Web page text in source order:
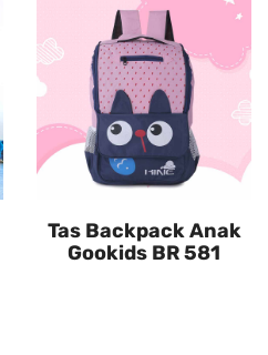
Tas Backpack Anak
Gookids BR 581